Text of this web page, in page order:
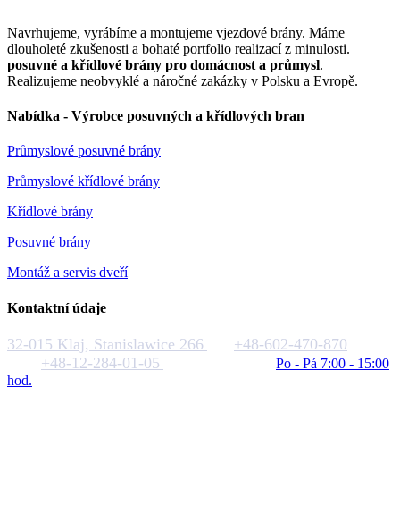
Navrhujeme, vyrábíme a montujeme vjezdové brány. Máme
dlouholeté zkušenosti a bohaté portfolio realizací z minulosti.
posuvné a křídlové brány pro domácnost a průmysl.
Realizujeme neobvyklé a náročné zakázky v Polsku a Evropě.
Nabídka - Výrobce posuvných a křídlových bran
Průmyslové posuvné brány
Průmyslové křídlové brány
Křídlové brány
Posuvné brány
Montáž a servis dveří
Kontaktní údaje
32-015 Klaj, Stanislawice 266
+48-602-470-870
+48-12-284-01-05
Po - Pá 7:00 - 15:00
hod.